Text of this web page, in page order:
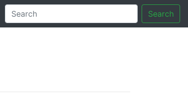
Search